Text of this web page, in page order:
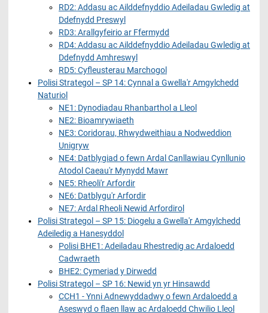
RD2: Addasu ac Ailddefnyddio Adeiladau Gwledig at
Ddefnydd Preswyl
RD3: Arallgyfeirio ar Ffermydd
RD4: Addasu ac Ailddefnyddio Adeiladau Gwledig at
Ddefnydd Amhreswyl
RD5: Cyfleusterau Marchogol
Polisi Strategol – SP 14: Cynnal a Gwella'r Amgylchedd
Naturiol
NE1: Dynodiadau Rhanbarthol a Lleol
NE2: Bioamrywiaeth
NE3: Coridorau, Rhwydweithiau a Nodweddion
Unigryw
NE4: Datblygiad o fewn Ardal Canllawiau Cynllunio
Atodol Caeau'r Mynydd Mawr
NE5: Rheoli'r Arfordir
NE6: Datblygu'r Arfordir
NE7: Ardal Rheoli Newid Arfordirol
Polisi Strategol – SP 15: Diogelu a Gwella'r Amgylchedd
Adeiledig a Hanesyddol
Polisi BHE1: Adeiladau Rhestredig ac Ardaloedd
Cadwraeth
BHE2: Cymeriad y Dirwedd
Polisi Strategol – SP 16: Newid yn yr Hinsawdd
CCH1 - Ynni Adnewyddadwy o fewn Ardaloedd a
Aseswyd o flaen llaw ac Ardaloedd Chwilio Lleol